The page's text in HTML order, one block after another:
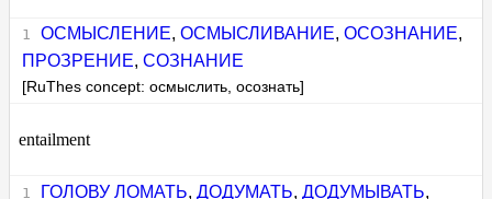
ОСМЫСЛЕНИЕ, ОСМЫСЛИВАНИЕ, ОСОЗНАНИЕ,
ПРОЗРЕНИЕ,СОЗНАНИЕ
[RuThes concept: осмыслить, осознать]
entailment
ГОЛОВУ ЛОМАТЬ, ДОДУМАТЬ, ДОДУМЫВАТЬ,